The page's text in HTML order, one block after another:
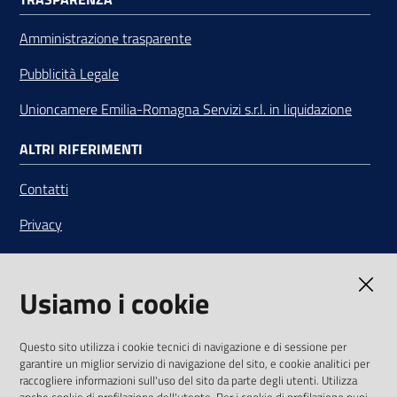
Amministrazione trasparente
Pubblicità Legale
Unioncamere Emilia-Romagna Servizi s.r.l. in liquidazione
ALTRI RIFERIMENTI
Contatti
Privacy
Note legali
Media Policy
SEGUICI SU
Usiamo i cookie
Questo sito utilizza i cookie tecnici di navigazione e di sessione per
garantire un miglior servizio di navigazione del sito, e cookie analitici per
raccogliere informazioni sull'uso del sito da parte degli utenti. Utilizza